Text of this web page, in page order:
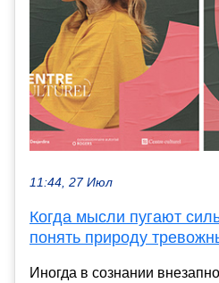
11:44, 27 Июл
Когда мысли пугают
понять природу
Иногда в сознании